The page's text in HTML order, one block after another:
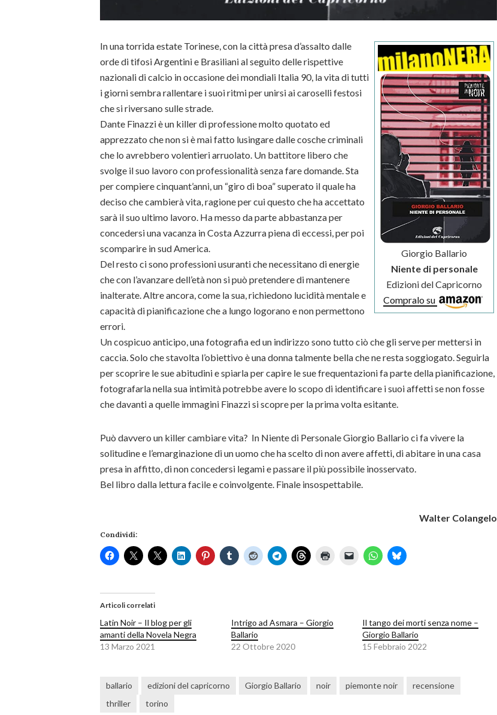
Giorgio Ballario
Niente di personale
Edizioni del Capricorno
Compralo su
In una torrida estate Torinese, con la città presa d’assalto dalle
orde di tifosi Argentini e Brasiliani al seguito delle rispettive
nazionali di calcio in occasione dei mondiali Italia 90, la vita di tutti
i giorni sembra rallentare i suoi ritmi per unirsi ai caroselli festosi
che si riversano sulle strade.
Dante Finazzi è un killer di professione molto quotato ed
apprezzato che non si è mai fatto lusingare dalle cosche criminali
che lo avrebbero volentieri arruolato. Un battitore libero che
svolge il suo lavoro con professionalità senza fare domande. Sta
per compiere cinquant’anni, un “giro di boa” superato il quale ha
deciso che cambierà vita, ragione per cui questo che ha accettato
sarà il suo ultimo lavoro. Ha messo da parte abbastanza per
concedersi una vacanza in Costa Azzurra piena di eccessi, per poi
scomparire in sud America.
Del resto ci sono professioni usuranti che necessitano di energie
che con l’avanzare dell’età non si può pretendere di mantenere
inalterate. Altre ancora, come la sua, richiedono lucidità mentale e
capacità di pianificazione che a lungo logorano e non permettono
errori.
Un cospicuo anticipo, una fotografia ed un indirizzo sono tutto ciò che gli serve per mettersi in
caccia. Solo che stavolta l’obiettivo è una donna talmente bella che ne resta soggiogato. Seguirla
per scoprire le sue abitudini e spiarla per capire le sue frequentazioni fa parte della pianificazione,
fotografarla nella sua intimità potrebbe avere lo scopo di identificare i suoi affetti se non fosse
che davanti a quelle immagini Finazzi si scopre per la prima volta esitante.
Può davvero un killer cambiare vita? In Niente di Personale Giorgio Ballario ci fa vivere la
solitudine e l’emarginazione di un uomo che ha scelto di non avere affetti, di abitare in una casa
presa in affitto, di non concedersi legami e passare il più possibile inosservato.
Bel libro dalla lettura facile e coinvolgente. Finale insospettabile.
Walter Colangelo
Condividi:
Articoli correlati
Latin Noir – Il blog per gli
amanti della Novela Negra
13 Marzo 2021
Intrigo ad Asmara – Giorgio
Ballario
22 Ottobre 2020
Il tango dei morti senza nome –
Giorgio Ballario
15 Febbraio 2022
ballario edizioni del capricorno Giorgio Ballario noir piemonte noir
recensione
thriller
torino